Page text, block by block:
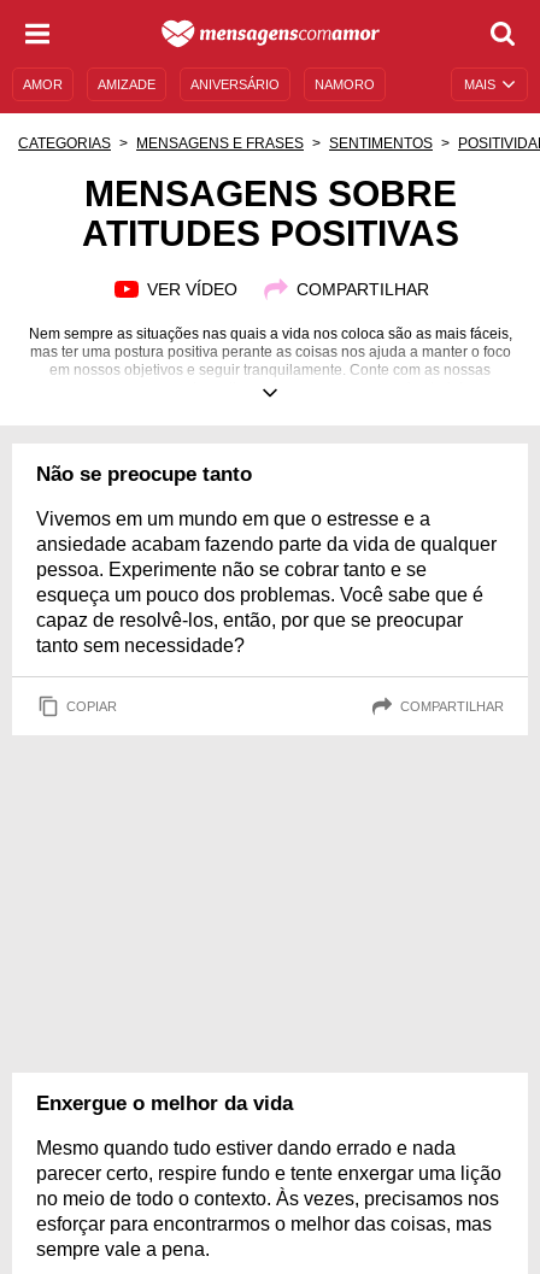
MAIS
AMOR AMIZADE ANIVERSÁRIO NAMORO
MENSAGENS E FRASES MENSAGENS DE ANIVERSÁRIO
CATEGORIAS MENSAGENS E FRASES SENTIMENTOS
MENSAGENS SOBRE
ATITUDES POSITIVAS
VER VÍDEO COMPARTILHAR
Nem sempre as situações nas quais a vida nos coloca são as mais fáceis,
mas ter uma postura positiva perante as coisas nos ajuda a manter o foco
em nossos objetivos e seguir tranquilamente. Conte com as nossas
mensagens para te motivar e enxergue o copo meio cheio!
Não se preocupe tanto
Vivemos em um mundo em que o estresse e a
ansiedade acabam fazendo parte da vida de qualquer
pessoa. Experimente não se cobrar tanto e se
esqueça um pouco dos problemas. Você sabe que é
capaz de resolvê-los, então, por que se preocupar
tanto sem necessidade?
COPIAR COMPARTILHAR
Enxergue o melhor da vida
Mesmo quando tudo estiver dando errado e nada
parecer certo, respire fundo e tente enxergar uma lição
no meio de todo o contexto. Às vezes, precisamos nos
esforçar para encontrarmos o melhor das coisas, mas
sempre vale a pena.